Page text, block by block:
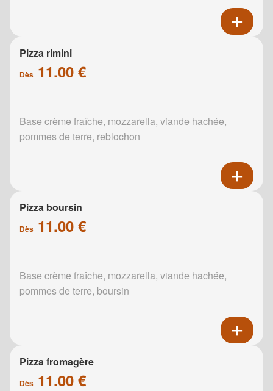
Pizza rimini
Dès 11.00 €
Base crème fraîche, mozzarella, viande hachée,
pommes de terre, reblochon
Pizza boursin
Dès 11.00 €
Base crème fraîche, mozzarella, viande hachée,
pommes de terre, boursin
Pizza fromagère
Dès 11.00 €